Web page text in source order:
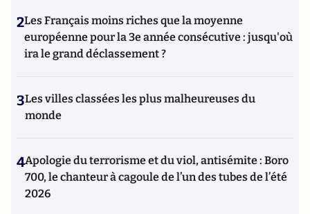
2Les Français moins riches que la moyenne
européenne pour la 3e année consécutive : jusqu'où
ira le grand déclassement ?
3Les villes classées les plus malheureuses du
monde
4Apologie du terrorisme et du viol, antisémite : Boro
700, le chanteur à cagoule de l’un des tubes de l’été
2026